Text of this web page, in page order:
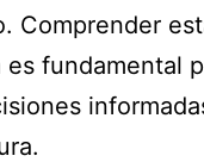
Comprender
fundamental